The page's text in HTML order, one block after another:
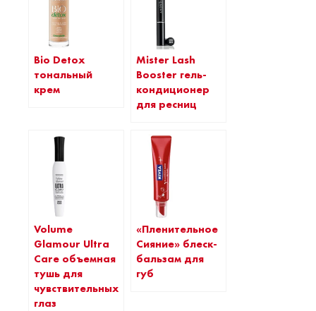
Bio Detox
тональный
крем
Mister Lash
Booster гель-
кондиционер
для ресниц
Volume
Glamour Ultra
Care объемная
тушь для
чувствительных
глаз
«Пленительное
Сияние» блеск-
бальзам для
губ